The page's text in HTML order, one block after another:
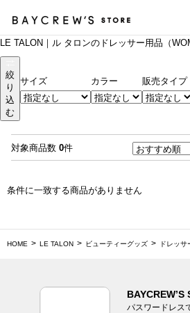
LE TALON｜ル タロンのドレッサー用品（
絞
り
込
む
サイズ カラー 販売タイプ
対象商品数 0件
条件に一致する商品がありません
HOME LE TALON ビューティーグッズ ドレッサ
BAYCREW’S
パスワードレス